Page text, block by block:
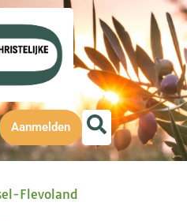
Aanmelden
Flevoland